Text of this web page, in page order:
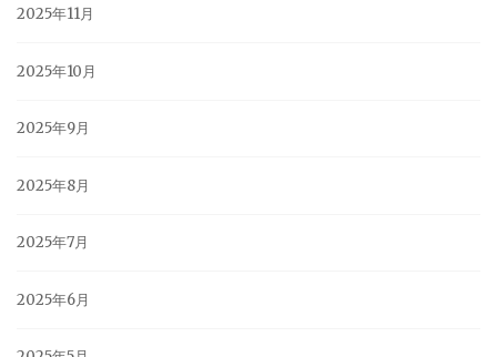
2025年11月
2025年10月
2025年9月
2025年8月
2025年7月
2025年6月